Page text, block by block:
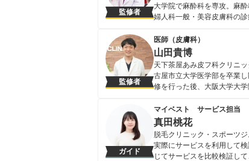
監修者
大学院で麻酔科を専攻。麻
婦人科一般・美容皮膚科の
学（池田書店） はじめてで
土屋眞弓のプロフィール
監修者
医師（皮膚科）
山田貴博
天下茶屋あみ皮フ科クリニ
古屋市立大学医学部を卒業
修を行った後、大阪大学大
＞ ・2020年3月 関西テレビ
（敏感肌、乾燥肌、混合肌
美白美容液に関する記事 ・
山田貴博のプロフィール
ガイド
マイベスト サービス担当
真田桃花
脱毛クリニック・スポーツ
実際にサービスを利用して
じてサービスを比較検証し